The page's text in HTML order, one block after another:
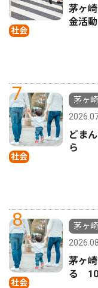
社会
茅ヶ
金活
7
社会
茅ヶ
どま
ら
8
社会
茅ヶ
茅ヶ
る 10